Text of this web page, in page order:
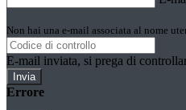
Non hai una e-mail associata al nome
E-mail inviata, si prega di
Errore